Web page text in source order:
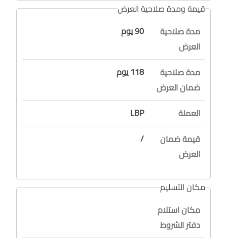
قيمة ومدة صلاحية العرض
مدة صلاحية
العرض
90 يوم
مدة صلاحية
ضمان العرض
118 يوم
العملة
LBP
قيمة ضمان
العرض
/
مكان التسليم
مكان استلام
دفتر الشروط